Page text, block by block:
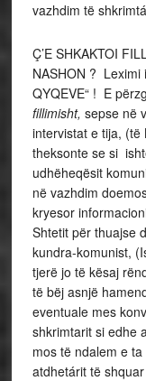
vazhdim të
Ç’E SHKAKTOI
NASHON ? Leximi
QYQEVE“ ! E
fillimisht, sepse në
intervistat e tija, (të
theksonte se si
udhëheqësit
në vazhdim
kryesor
Shtetit për thuajse
kundra-komunist,
tjerë jo të kësaj
të bëj asnjë
eventuale mes
shkrimtarit si edhe
mos të ndalem e
atdhetárit të